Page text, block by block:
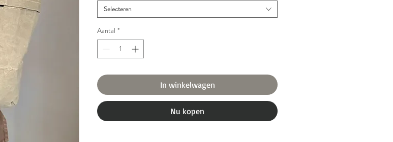
Selecteren
Aantal *
In winkelwagen
Nu kopen